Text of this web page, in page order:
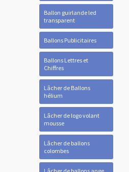
Ballon guirlande led
transparent
Ballons Publicitaires
Ballons Lettres et
Chiffres
Lâcher de Ballons
hélium
Lâcher de logo volant
mousse
Lâcher de ballons
colombes